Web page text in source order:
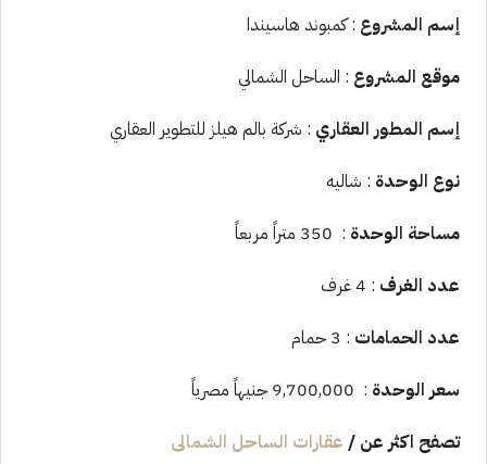
إسم المشروع : كمبوند هاسيندا
موقع المشروع : الساحل الشمالي
إسم المطور العقاري : شركة بالم هيلز للتطوير العقاري
نوع الوحدة : شاليه
مساحة الوحدة : 350 متراً مربعاً
عدد الغرف : 4 غرف
عدد الحمامات : 3 حمام
سعر الوحدة : 9,700,000 جنيهاً مصرياً
تصفح اكثر عن / عقارات الساحل الشمالى